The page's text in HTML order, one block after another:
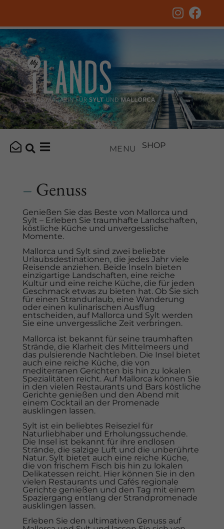
MENU SHOP
– Genuss
Genießen Sie das Beste von Mallorca und
Sylt – Erleben Sie traumhafte Landschaften,
köstliche Küche und unvergessliche
Momente.
Mallorca und Sylt sind zwei beliebte
Urlaubsdestinationen, die jedes Jahr viele
Reisende anziehen. Beide Inseln bieten
einzigartige Landschaften, eine reiche
Kultur und eine reiche Küche, die für jeden
Geschmack etwas zu bieten hat. Ob Sie sich
für einen Strandurlaub, eine Wanderung
oder einen kulinarischen Ausflug
entscheiden, auf Mallorca und Sylt werden
Sie eine unvergessliche Zeit verbringen.
Mallorca ist bekannt für seine traumhaften
Strände, die Klarheit des Mittelmeers und
das pulsierende Nachtleben. Die Insel bietet
auch eine reiche Küche, die von
mediterranen Gerichten bis hin zu lokalen
Spezialitäten reicht. Auf Mallorca können Sie
in den vielen Restaurants und Bars köstliche
Gerichte genießen und den Abend mit
einem Cocktail an der Promenade
ausklingen lassen.
Sylt ist ein beliebtes Reiseziel für
Naturliebhaber und Erholungssuchende.
Die Insel ist bekannt für ihre endlosen
Strände, die salzige Luft und die unberührte
Natur. Sylt bietet auch eine reiche Küche,
die von frischem Fisch bis hin zu lokalen
Delikatessen reicht. Hier können Sie in den
vielen Restaurants und Cafés regionale
Gerichte genießen und den Tag mit einem
Spaziergang entlang der Strandpromenade
ausklingen lassen.
Erleben Sie den ultimativen Genuss auf